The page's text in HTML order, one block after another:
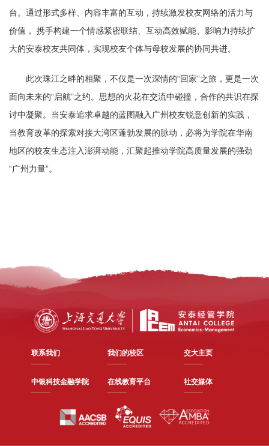
台。通过形式多样、内容丰富的互动，持续激发校友网络的活力与
价值， 携手构建一个情感紧密联结、互动高效赋能、影响力持续扩
大的安泰校友共同体，实现校友个体与母校发展的协同共进。
此次珠江之畔的相聚，不仅是一次深情的“回家”之旅，更是一次
面向未来的“启航”之约。思想的火花在交流中碰撞，合作的共识在探
讨中凝聚。当安泰追求卓越的蓝图融入广州校友锐意创新的实践，
当教育改革的探索对接大湾区蓬勃发展的脉动，必将为学院在华南
地区的校友生态注入澎湃动能，汇聚起推动学院高质量发展的强劲
“广州力量”。
联系我们 我们的校区 交大主页
中银科技金融学院 在线教育平台 社交媒体